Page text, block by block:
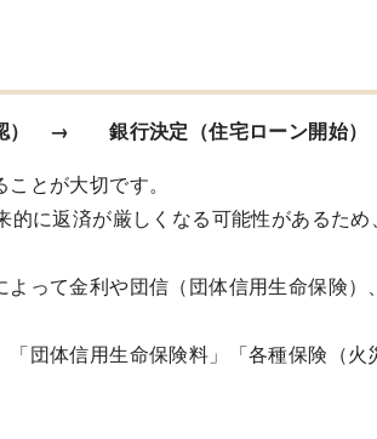
） → 銀行決定（住宅ローン開始）
とが大切です。
に返済が厳しくなる可能性があるため
って金利や団信（団体信用生命保険）
団体信用生命保険料」「各種保険（火